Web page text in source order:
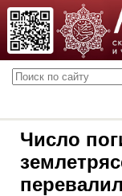
Число